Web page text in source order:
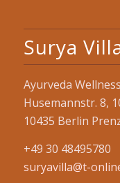
Surya
Ayurveda
Husemannstr. 8,
10435 Berlin
+49 30 48495780
suryavilla@t-